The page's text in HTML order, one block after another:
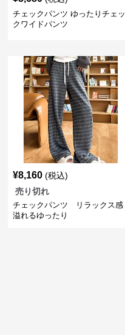
チェックパンツ ゆったりチェッ
クワイドパンツ
¥8,160 (税込)
売り切れ
チェックパンツ リラックス感
溢れるゆったり